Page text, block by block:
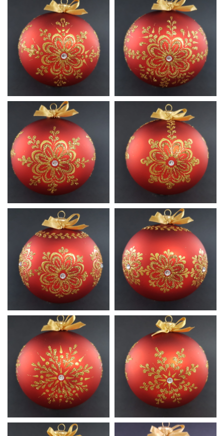
Ludowa
A17
Ludowa
A18
Satynowa
Czerwień
A1
Satynowa
Czerwień
A2
Satynowa
Czerwień
A3
Satynowa
Czerwień
A4
Satynowa
Czerwień
A5
Satynowa
Czerwień
A6